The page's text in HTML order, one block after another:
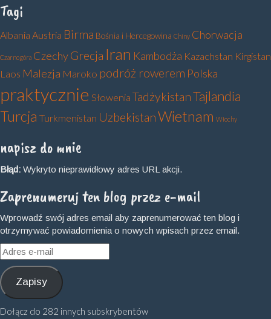
Tagi
Albania Austria Birma Bośnia i Hercegowina Chiny Chorwacja
Czarnogóra CzechyGrecja Iran Kambodża Kazachstan Kirgistan
Laos Malezja Maroko podróż rowerem Polska
praktycznie Słowenia TadżykistanTajlandia
Turcja Turkmenistan UzbekistanWietnam Włochy
napisz do mnie
Błąd: Wykryto nieprawidłowy adres URL akcji.
Zaprenumeruj ten blog przez e-mail
Wprowadź swój adres email aby zaprenumerować ten blog i
otrzymywać powiadomienia o nowych wpisach przez email.
Adres
e-
mail
Zapisy
Dołącz do 282 innych subskrybentów